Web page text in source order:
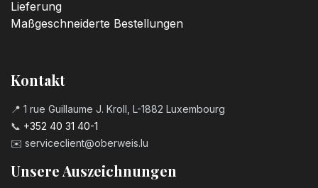
Lieferung
Maßgeschneiderte Bestellungen
Kontakt
📍 1 rue Guillaume J. Kroll, L-1882 Luxembourg
📞 +352 40 31 40-1
✉️ serviceclient@oberweis.lu
Unsere Auszeichnungen